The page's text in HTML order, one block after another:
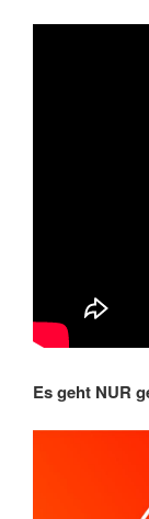
Es geht NUR